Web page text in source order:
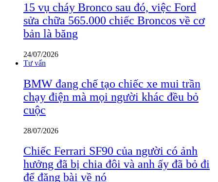
15 vụ cháy Bronco sau đó, việc Ford
sửa chữa 565.000 chiếc Broncos về cơ
bản là băng
24/07/2026
Tư vấn
BMW đang chế tạo chiếc xe mui trần
chạy điện mà mọi người khác đều bỏ
cuộc
28/07/2026
Chiếc Ferrari SF90 của người có ảnh
hưởng đã bị chia đôi và anh ấy đã bỏ đi
để đăng bài về nó